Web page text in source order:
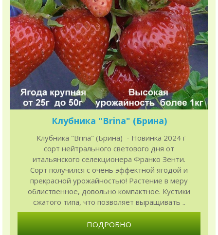
Клубника "Brina" (Брина)
Клубника "Brina" (Брина) - Новинка 2024 г
сорт нейтрального светового дня от
итальянского селекционера Франко Зенти.
Сорт получился с очень эффектной ягодой и
прекрасной урожайностью! Растение в меру
облиственное, довольно компактное. Кустики
сжатого типа, что позволяет выращивать ..
ПОДРОБНО